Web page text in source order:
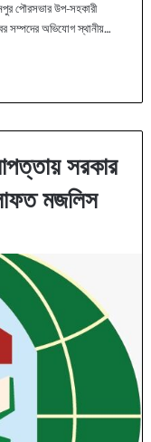
পৌরসভার উপ-সহকারী
সম্পদের অভিযোগ স্থানীয়…
সরকার
মজলিস